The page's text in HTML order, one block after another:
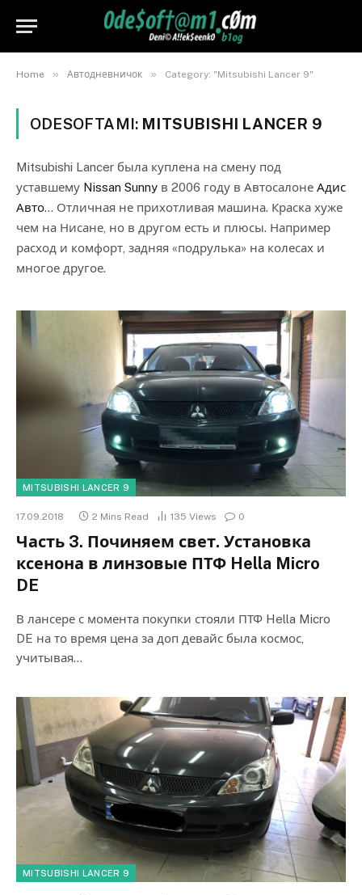
Home » Автодневничок » Category: "Mitsubishi Lancer 9"
ODESOFTAMI: MITSUBISHI LANCER 9
Mitsubishi Lancer была куплена на смену под
уставшему Nissan Sunny в 2006 году в Автосалоне Адис
Авто… Отличная не прихотливая машина. Краска хуже
чем на Нисане, но в другом есть и плюсы. Например
расход и комфорт, задняя «подрулька» на колесах и
многое другое.
MITSUBISHI LANCER 9
17.09.2018 2 Mins Read 135 Views 0
Часть 3. Починяем свет. Установка
ксенона в линзовые ПТФ Hella Micro
DE
В лансере с момента покупки стояли ПТФ Hella Micro
DE на то время цена за доп девайс была космос,
учитывая…
MITSUBISHI LANCER 9